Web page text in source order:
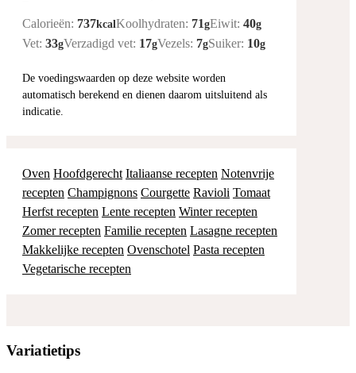
Calorieën: 737kcalKoolhydraten: 71gEiwit: 40g
Vet: 33gVerzadigd vet: 17gVezels: 7gSuiker: 10g
De voedingswaarden op deze website worden
automatisch berekend en dienen daarom uitsluitend als
indicatie.
Oven Hoofdgerecht Italiaanse recepten Notenvrije
recepten Champignons Courgette Ravioli Tomaat
Herfst recepten Lente recepten Winter recepten
Zomer recepten Familie recepten Lasagne recepten
Makkelijke recepten Ovenschotel Pasta recepten
Vegetarische recepten
Variatietips